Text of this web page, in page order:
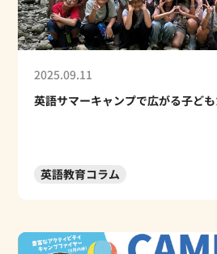
2025.09.11
英語サマーキャンプで広がる子ど
英語教育コラム